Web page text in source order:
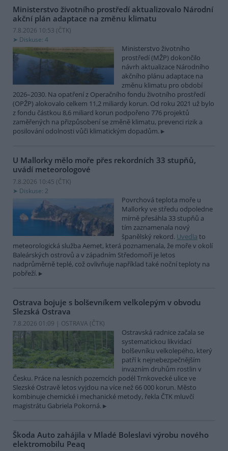
Ministerstvo životního prostředí aktualizovalo Národní
akční plán adaptace na změnu klimatu
7.8.2026 10:53 (ČTK)
Diskuse: 4
Ministerstvo životního
prostředí (MŽP) dokončilo
návrh aktualizace Národního
akčního plánu adaptace na
změnu klimatu pro období
2026–2030. Na opatření z Operačního fondu životního prostředí
(OPŽP) alokovalo celkem 11,2 miliardy korun. Od roku 2021 už bylo
z fondu částkou 8,6 miliard korun podpořeno 776 projektů
zaměřených na přizpůsobení se změně klimatu, prevenci rizik a
posilování odolnosti vůči klimatickým dopadům.
U Mallorky mělo moře přes rekordních 33 stupňů,
uvádí meteorologové
7.8.2026 10:45 (ČTK)
Diskuse: 2
Povrchová teplota moře u
Mallorky ve středu odpoledne
mírně přesáhla 33 stupňů a
tím zaznamenala nový
španělský rekord. Uvedla to
meteorologická služba Aemet, která poznamenala, že moře v okolí
Baleárských ostrovů a v západním Středomoří je letos
nadprůměrně teplé, což ovlivňuje například také noční teploty na
pobřeží.
Ostrava bojuje s bolševníkem velkolepým v obvodu
Slezská Ostrava
7.8.2026 01:09 | OSTRAVA (ČTK)
Ostravská radnice začala se
systematickou likvidací
bolševníku velkolepého, který
patří k nejnebezpečnějším
invazním druhům rostlin v
Česku. Práce na lesních pozemcích podél Trnkovecké ulice ve
Slezské Ostravě letos vyjdou na více než 66 000 korun. Město
kombinuje chemické i mechanické metody, řekla ČTK mluvčí
magistrátu Gabriela Pokorná.
Škoda Auto zahájila v Mladé Boleslavi výrobu nového
elektromobilu Peaq